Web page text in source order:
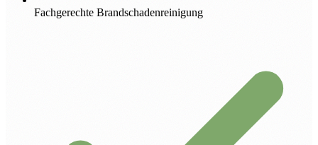
Fachgerechte Brandschadenreinigung